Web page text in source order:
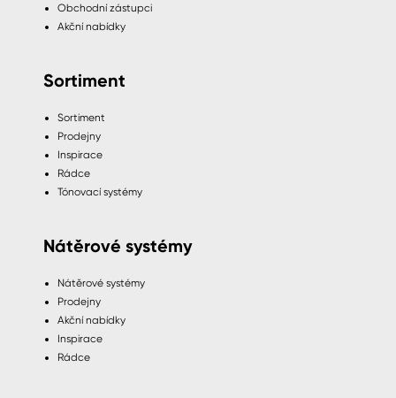
Obchodní zástupci
Akční nabídky
Sortiment
Sortiment
Prodejny
Inspirace
Rádce
Tónovací systémy
Nátěrové systémy
Nátěrové systémy
Prodejny
Akční nabídky
Inspirace
Rádce